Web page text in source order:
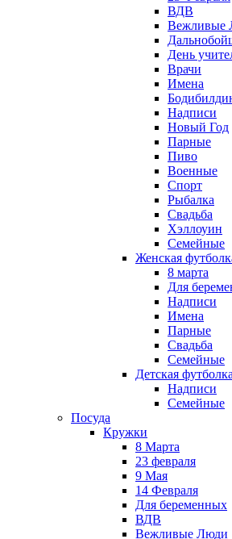
ВДВ
Вежливые
День
Врачи
Имена
Надписи
Новый Год
Парные
Пиво
Военные
Спорт
Рыбалка
Свадьба
Хэллоуин
Семейные
Женская
8 марта
Для
Надписи
Имена
Парные
Свадьба
Семейные
Детская футболка
Надписи
Семейные
Посуда
Кружки
8 Марта
23 февраля
9 Мая
14 Февраля
Для беременных
ВДВ
Вежливые Люди